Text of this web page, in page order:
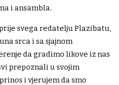
i ansambla.
svega redatelju Plazibatu,
srca i sa sjajnom
da gradimo likove iz nas
prepoznali u svojim
i vjerujem da smo